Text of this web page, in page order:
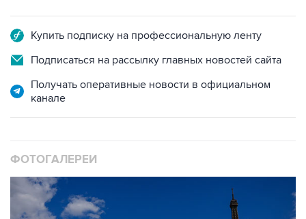
Купить подписку на профессиональную ленту
Подписаться на рассылку главных новостей сайта
Получать оперативные новости в официальном
канале
ФОТОГАЛЕРЕИ